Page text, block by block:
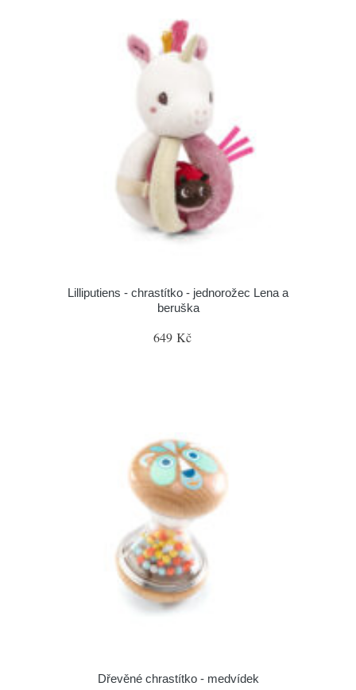
Lilliputiens - chrastítko - jednorožec Lena a
beruška
649 Kč
Dřevěné chrastítko - medvídek